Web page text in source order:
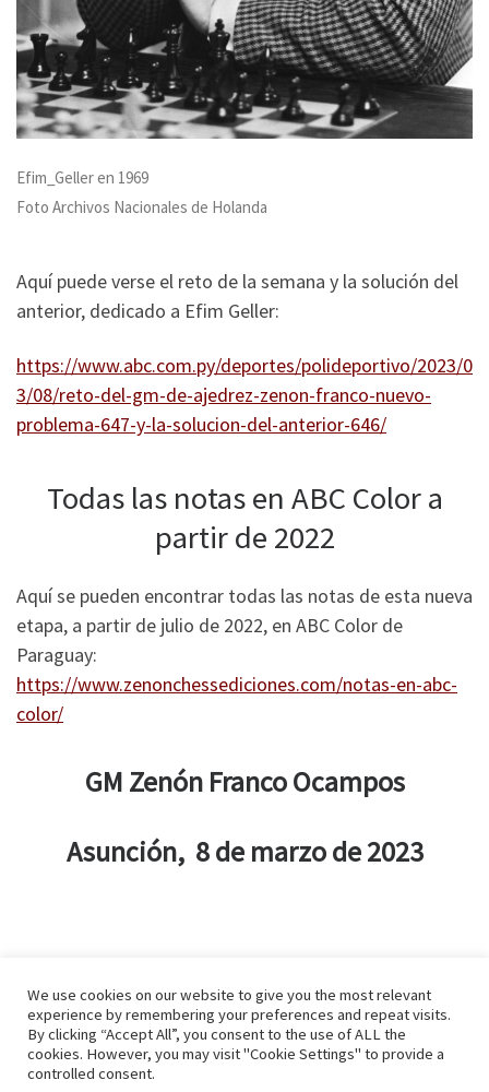
Efim_Geller en 1969
Foto Archivos Nacionales de Holanda
Aquí puede verse el reto de la semana y la solución del
anterior, dedicado a Efim Geller:
https://www.abc.com.py/deportes/polideportivo/2023/0
3/08/reto-del-gm-de-ajedrez-zenon-franco-nuevo-
problema-647-y-la-solucion-del-anterior-646/
Todas las notas en ABC Color a
partir de 2022
Aquí se pueden encontrar todas las notas de esta nueva
etapa, a partir de julio de 2022, en ABC Color de
Paraguay:
https://www.zenonchessediciones.com/notas-en-abc-
color/
GM Zenón Franco Ocampos
Asunción, 8 de marzo de 2023
© 2026Zenonchess Ediciones– Todos los derechos reservados
Funciona con – Diseñado con el Tema Customizr
We use cookies on our website to give you the most relevant
experience by remembering your preferences and repeat visits.
By clicking “Accept All”, you consent to the use of ALL the
cookies. However, you may visit "Cookie Settings" to provide a
controlled consent.